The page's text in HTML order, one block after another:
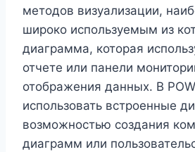
методов визуализации,
широко используемым из
диаграмма, которая
отчете или панели
отображения данных. В
использовать встроенные
возможностью создания
диаграмм или